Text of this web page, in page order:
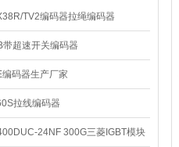
TV2编码器拉绳编码器
带超速开关编码器
编码器生产厂家
拉线编码器
24NF 300G三菱IGBT模块